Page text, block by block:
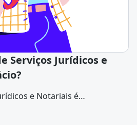
Serviços Jurídicos e
e Notariais é